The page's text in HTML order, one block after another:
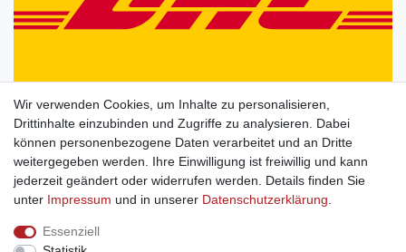
Wir verwenden Cookies, um Inhalte zu personalisieren,
Drittinhalte einzubinden und Zugriffe zu analysieren. Dabei
können personenbezogene Daten verarbeitet und an Dritte
weitergegeben werden. Ihre Einwilligung ist freiwillig und kann
jederzeit geändert oder widerrufen werden. Details finden Sie
unter Impressum und in unserer Daten­schutz­erklärung
Essenziell